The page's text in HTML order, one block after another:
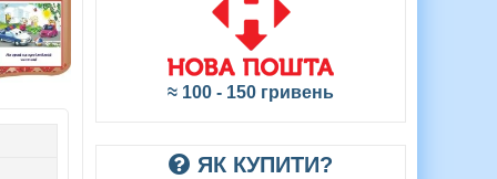
≈ 100 - 150 гривень
ЯК КУПИТИ?